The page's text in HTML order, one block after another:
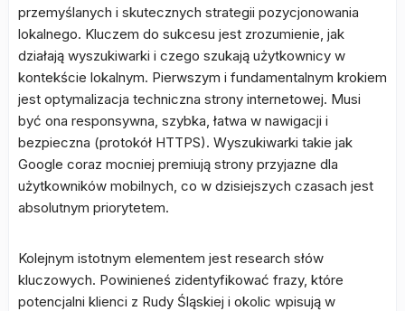
przemyślanych i skutecznych strategii pozycjonowania
lokalnego. Kluczem do sukcesu jest zrozumienie, jak
działają wyszukiwarki i czego szukają użytkownicy w
kontekście lokalnym. Pierwszym i fundamentalnym krokiem
jest optymalizacja techniczna strony internetowej. Musi
być ona responsywna, szybka, łatwa w nawigacji i
bezpieczna (protokół HTTPS). Wyszukiwarki takie jak
Google coraz mocniej premiują strony przyjazne dla
użytkowników mobilnych, co w dzisiejszych czasach jest
absolutnym priorytetem.
Kolejnym istotnym elementem jest research słów
kluczowych. Powinieneś zidentyfikować frazy, które
potencjalni klienci z Rudy Śląskiej i okolic wpisują w